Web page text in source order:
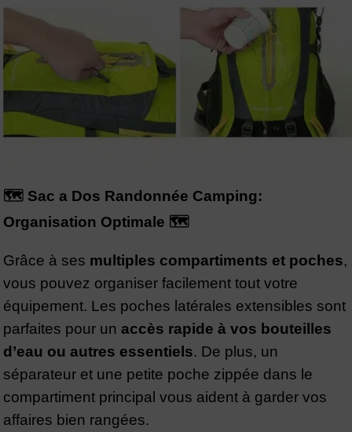
🗺️ Sac a Dos Randonnée Camping:
Organisation Optimale 🗺️
Grâce à ses multiples compartiments et poches,
vous pouvez organiser facilement tout votre
équipement. Les poches latérales extensibles sont
parfaites pour un accès rapide à vos bouteilles
d’eau ou autres essentiels. De plus, un
séparateur et une petite poche zippée dans le
compartiment principal vous aident à garder vos
affaires bien rangées.